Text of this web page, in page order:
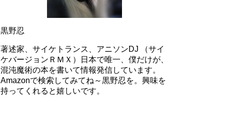
黒野忍
著述家、サイケトランス、アニソンDJ （サイ
ケバージョンＲＭＸ）日本で唯一、僕だけが、
混沌魔術の本を書いて情報発信しています。
Amazonで検索してみてね～黒野忍を。興味を
持ってくれると嬉しいです。